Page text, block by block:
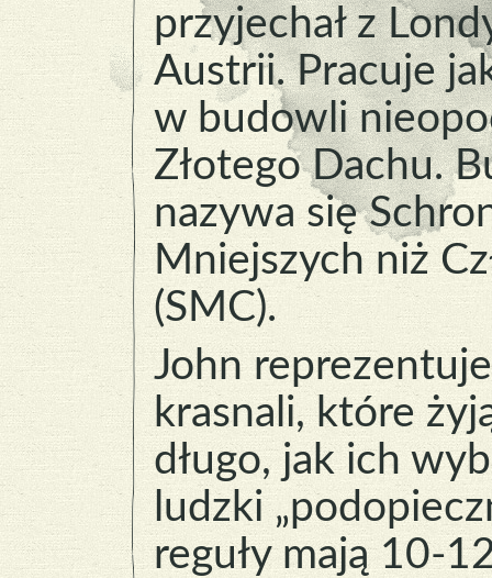
przyjechał z
Austrii. Pracuje
w budowli
Złotego Dachu.
nazywa się
Mniejszych niż
(SMC).
John
krasnali, które
długo, jak ich
ludzki
reguły mają 10-